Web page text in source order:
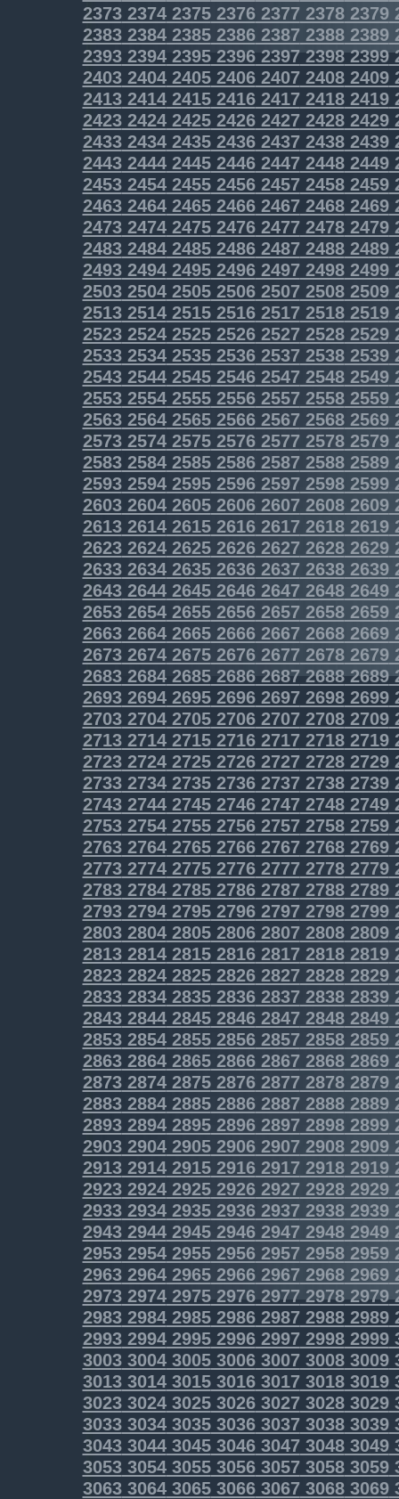
23732374237523762377 23782379
23832384238523862387 23882389
2393239423952396239723982399
2403240424052406240724082409
2413241424152416241724182419
2423242424252426242724282429
2433243424352436243724382439
2443244424452446244724482449
2453245424552456245724582459
2463246424652466246724682469
2473247424752476247724782479
2483248424852486248724882489
2493249424952496249724982499
2503250425052506250725082509
2513251425152516251725182519
2523252425252526252725282529
2533253425352536253725382539
2543254425452546254725482549
2553255425552556255725582559
25632564256525662567 25682569
25732574257525762577 25782579
25832584258525862587 25882589
2593259425952596259725982599
2603260426052606260726082609
26132614261526162617 26182619
26232624262526262627 26282629
26332634263526362637 26382639
26432644264526462647 26482649
26532654265526562657 26582659
26632664266526662667 26682669
26732674267526762677 26782679
2683268426852686268726882689
2693269426952696269726982699
2703270427052706270727082709
2713271427152716271727182719
2723272427252726272727282729
2733273427352736273727382739
2743274427452746274727482749
2753275427552756275727582759
2763276427652766276727682769
2773277427752776277727782779
2783278427852786278727882789
2793279427952796279727982799
2803280428052806280728082809
2813281428152816281728182819
2823282428252826282728282829
2833283428352836283728382839
2843284428452846284728482849
28532854285528562857 28582859
28632864286528662867 28682869
28732874287528762877 28782879
2883288428852886288728882889
2893289428952896289728982899
2903290429052906290729082909
29132914291529162917 29182919
29232924292529262927 29282929
29332934293529362937 29382939
29432944294529462947 29482949
29532954295529562957 29582959
29632964296529662967 29682969
2973297429752976297729782979
2983298429852986298729882989
2993299429952996299729982999
3003300430053006300730083009
3013301430153016301730183019
3023302430253026302730283029
3033303430353036303730383039
3043304430453046304730483049
3053305430553056305730583059
3063306430653066306730683069